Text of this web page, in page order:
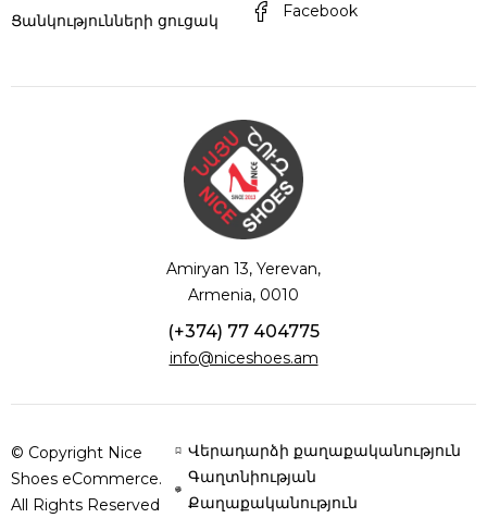
Ցանկությունների ցուցակ
Facebook
Amiryan 13, Yerevan,
Armenia, 0010
(+374) 77 404775
info@niceshoes.am
© Copyright Nice
Shoes eCommerce.
All Rights Reserved
Վերադարձի քաղաքականություն
Գաղտնիության
Քաղաքականություն